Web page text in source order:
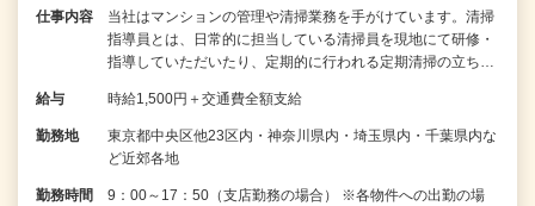
仕事内容
当社はマンションの管理や清掃業務を手がけています。清掃
指導員とは、日常的に担当している清掃員を現地にて研修・
指導していただいたり、定期的に行われる定期清掃の立ち…
給与 時給1,500円＋交通費全額支給
勤務地
東京都中央区他23区内・神奈川県内・埼玉県内・千葉県内な
ど近郊各地
勤務時間
9：00～17：50（支店勤務の場合） ※各物件への出勤の場